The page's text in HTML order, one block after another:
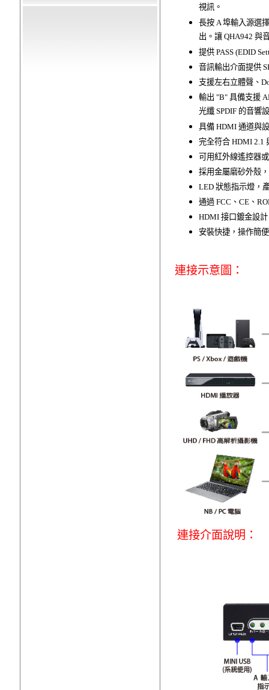
視訊。
長按 A 埠輸入源選
出。讓 QHA942 與
提供 PASS (EDID
音訊輸出介面提供
支援左右立體聲、
輸出 "B" 具備支援
光纖 SPDIF 的音響
具備 HDMI 通道與
完全符合 HDMI 2.1
可用紅外線遙控器
採用金屬磨砂外殼
LED 狀態指示燈，
通過 FCC、CE、
HDMI 接口鍍金設
安裝快捷，操作簡
連接示意圖：
連接介面說明：